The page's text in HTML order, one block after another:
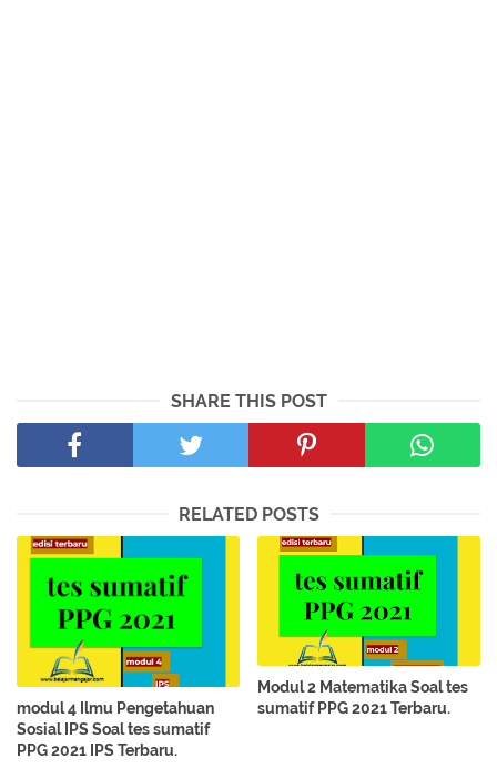
SHARE THIS POST
RELATED POSTS
modul 4 Ilmu Pengetahuan
Sosial IPS Soal tes sumatif
PPG 2021 IPS Terbaru.
Modul 2 Matematika Soal tes
sumatif PPG 2021 Terbaru.